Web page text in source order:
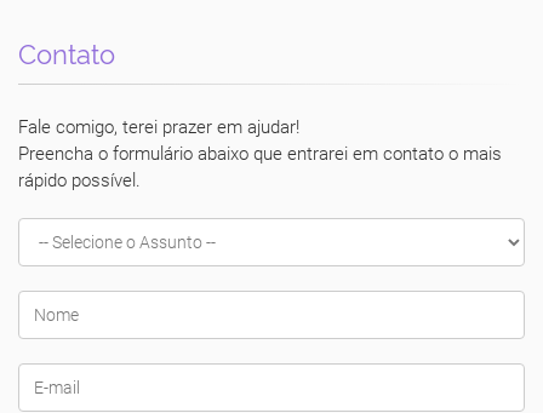
Contato
Fale comigo, terei prazer em ajudar!
Preencha o formulário abaixo que entrarei em contato o mais
rápido possível.